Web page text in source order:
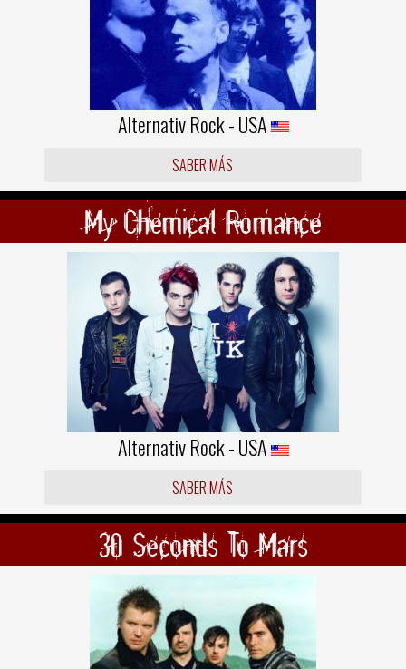
Alternativ Rock - USA
SABER MÁS
My Chemical Romance
Alternativ Rock - USA
SABER MÁS
30 Seconds To Mars